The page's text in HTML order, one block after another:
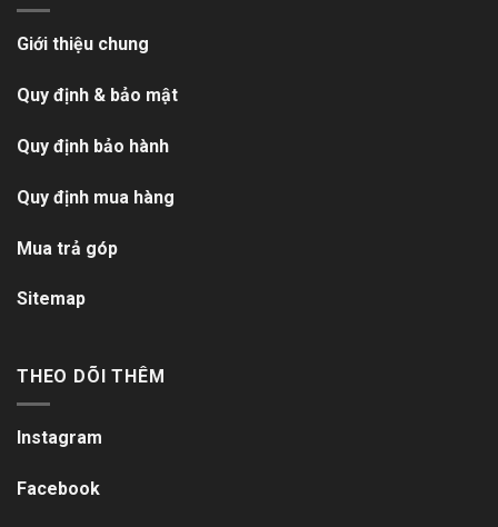
Giới thiệu chung
Quy định & bảo mật
Quy định bảo hành
Quy định mua hàng
Mua trả góp
Sitemap
THEO DÕI THÊM
Instagram
Facebook